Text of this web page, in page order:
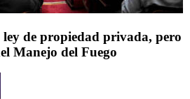
de propiedad privada, pero
Manejo del Fuego